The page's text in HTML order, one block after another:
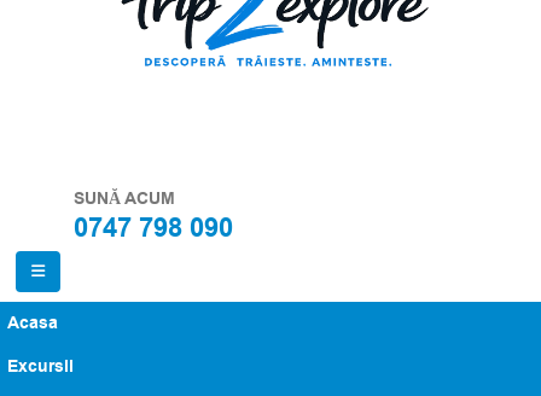
SUNĂ ACUM
0747 798 090
Acasa
Excursii